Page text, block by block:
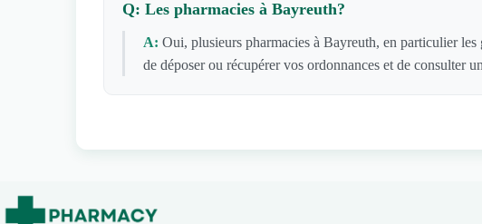
Q: Les pharmacies à Bayreuth?
A: Oui, plusieurs pharmacies à Bayreuth, en particulier les
de déposer ou récupérer vos ordonnances et de consulter